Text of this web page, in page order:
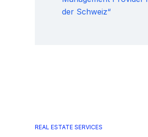
der Schweiz“
REAL ESTATE SERVICES